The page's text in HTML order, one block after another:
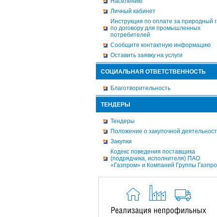
Личный кабинет
Инструкция по оплате за природный
по договору для промышленных
потребителей
Сообщите контактную информацию
Оставить заявку на услуги
СОЦИАЛЬНАЯ ОТВЕТСТВЕННОСТЬ
Благотворительность
ТЕНДЕРЫ
Тендеры
Положение о закупочной
Закупки
Кодекс поведения поставщика
(подрядчика, исполнителя) ПАО
«Газпром» и Компаний Группы